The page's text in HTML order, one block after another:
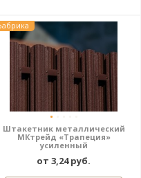
Штакетник металлический
МКтрейд «Трапеция»
усиленный
от 3,24 руб.